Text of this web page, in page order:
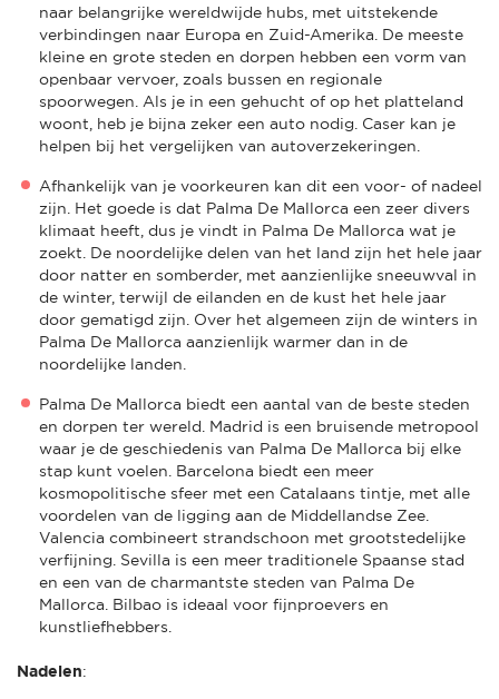
naar belangrijke wereldwijde hubs, met uitstekende
verbindingen naar Europa en Zuid-Amerika. De meeste
kleine en grote steden en dorpen hebben een vorm van
openbaar vervoer, zoals bussen en regionale
spoorwegen. Als je in een gehucht of op het platteland
woont, heb je bijna zeker een auto nodig. Caser kan je
helpen bij het vergelijken van autoverzekeringen.
Afhankelijk van je voorkeuren kan dit een voor- of nadeel
zijn. Het goede is dat Palma De Mallorca een zeer divers
klimaat heeft, dus je vindt in Palma De Mallorca wat je
zoekt. De noordelijke delen van het land zijn het hele jaar
door natter en somberder, met aanzienlijke sneeuwval in
de winter, terwijl de eilanden en de kust het hele jaar
door gematigd zijn. Over het algemeen zijn de winters in
Palma De Mallorca aanzienlijk warmer dan in de
noordelijke landen.
Palma De Mallorca biedt een aantal van de beste steden
en dorpen ter wereld. Madrid is een bruisende metropool
waar je de geschiedenis van Palma De Mallorca bij elke
stap kunt voelen. Barcelona biedt een meer
kosmopolitische sfeer met een Catalaans tintje, met alle
voordelen van de ligging aan de Middellandse Zee.
Valencia combineert strandschoon met grootstedelijke
verfijning. Sevilla is een meer traditionele Spaanse stad
en een van de charmantste steden van Palma De
Mallorca. Bilbao is ideaal voor fijnproevers en
kunstliefhebbers.
Nadelen: